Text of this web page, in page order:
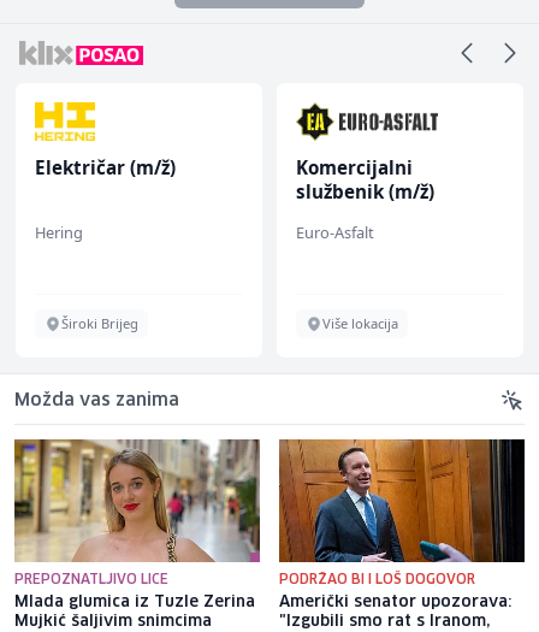
Električar (m/ž)
Hering
Široki Brijeg
Komercijalni
službenik (m/ž)
Euro-Asfalt
Više lokacija
Možda vas zanima
PREPOZNATLJIVO LICE
Mlada glumica iz Tuzle Zerina
Mujkić šaljivim snimcima
PODRŽAO BI I LOŠ DOGOVOR
Američki senator upozorava:
"Izgubili smo rat s Iranom,